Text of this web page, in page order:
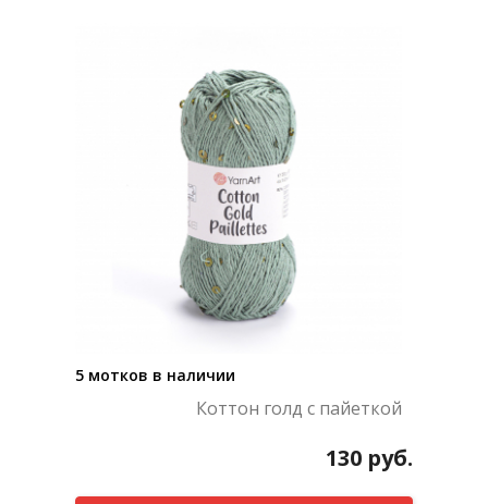
5 мотков в наличии
Коттон голд с пайеткой
130 руб.